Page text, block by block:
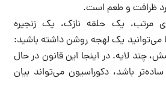
ظرافت و طعم است.
مرتب، یک حلقه نازک، یک زنجیره
می‌توانید یک لهجه روشن داشته باشید:
چند لایه. در اینجا این قانون در حال
باشد، دکوراسیون می‌تواند بیان